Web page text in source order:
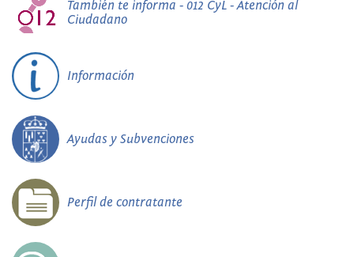
También te informa - 012 CyL - Atención al
Ciudadano
Información
Ayudas y Subvenciones
Perfil de contratante